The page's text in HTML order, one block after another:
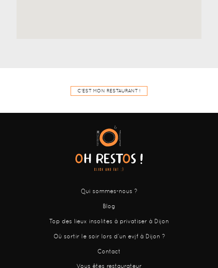
C'EST MON RESTAURANT !
Qui sommes-nous ?
Blog
Top des lieux insolites à privatiser à Dijon
Où sortir le soir lors d’un evjf à Dijon ?
Contact
Vous êtes restaurateur